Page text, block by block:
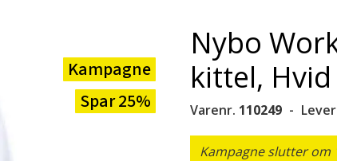
Kampagne
Spar 25%
Nybo
kittel, Hvid
Varenr. 110249
Kampagne slutter om